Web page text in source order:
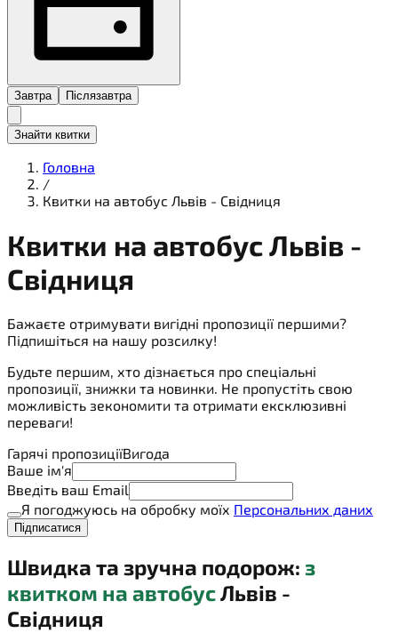
Завтра Післязавтра
Знайти квитки
Головна
/
Квитки на автобус Львів - Свідниця
Квитки на автобусЛьвів -
Свідниця
Бажаєте отримувати вигідні пропозиції першими?
Підпишіться на нашу розсилку!
Будьте першим, хто дізнається про спеціальні
пропозиції, знижки та новинки. Не пропустіть свою
можливість зекономити та отримати ексклюзивні
переваги!
Гарячі пропозиціїВигода
Ваше ім'я
Введіть ваш Email
Я погоджуюсь на обробку моїх Персональних даних
Підписатися
Швидка та зручна подорож: з
квитком на автобусЛьвів -
Свідниця